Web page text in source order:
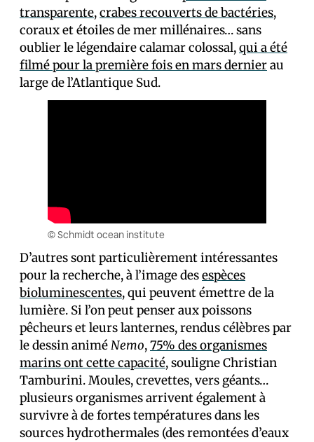
transparente,crabes recouverts de bactéries,
coraux et étoiles de mer millénaires… sans
oublier le légendaire calamar colossal,qui a été
filmé pour la première fois en mars dernierau
large de l’Atlantique Sud.
© Schmidt ocean institute
D’autres sont particulièrement intéressantes
pour la recherche, à l’image desespèces
bioluminescentes, qui peuvent émettre de la
lumière. Si l’on peut penser aux poissons
pêcheurs et leurs lanternes, rendus célèbres par
le dessin animéNemo,75% des organismes
marins ont cette capacité, souligne Christian
Tamburini. Moules, crevettes, vers géants…
plusieurs organismes arrivent également à
survivre à de fortes températures dans les
sources hydrothermales (des remontées d’eaux